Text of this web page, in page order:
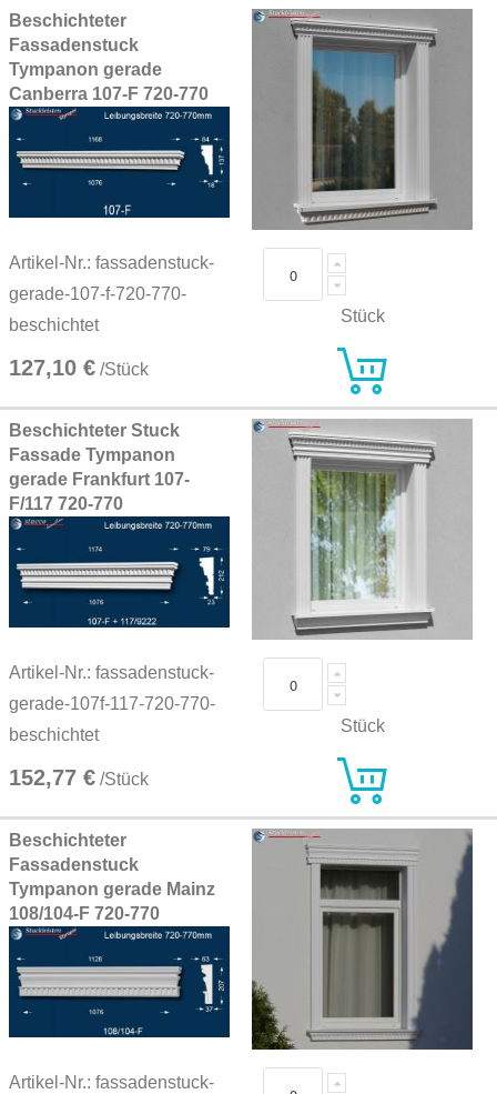
Beschichteter
Fassadenstuck
Tympanon gerade
Canberra 107-F 720-770
Artikel-Nr.: fassadenstuck-
gerade-107-f-720-770-
beschichtet
127,10 € /Stück
Stück
Beschichteter Stuck
Fassade Tympanon
gerade Frankfurt 107-
F/117 720-770
Artikel-Nr.: fassadenstuck-
gerade-107f-117-720-770-
beschichtet
152,77 € /Stück
Stück
Beschichteter
Fassadenstuck
Tympanon gerade Mainz
108/104-F 720-770
Artikel-Nr.: fassadenstuck-